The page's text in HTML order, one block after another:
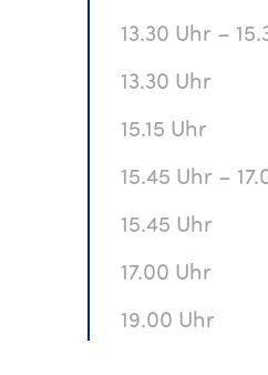
13.30 Uhr –
13.30 Uhr
15.15 Uhr
15.45 Uhr –
15.45 Uhr
17.00 Uhr
19.00 Uhr